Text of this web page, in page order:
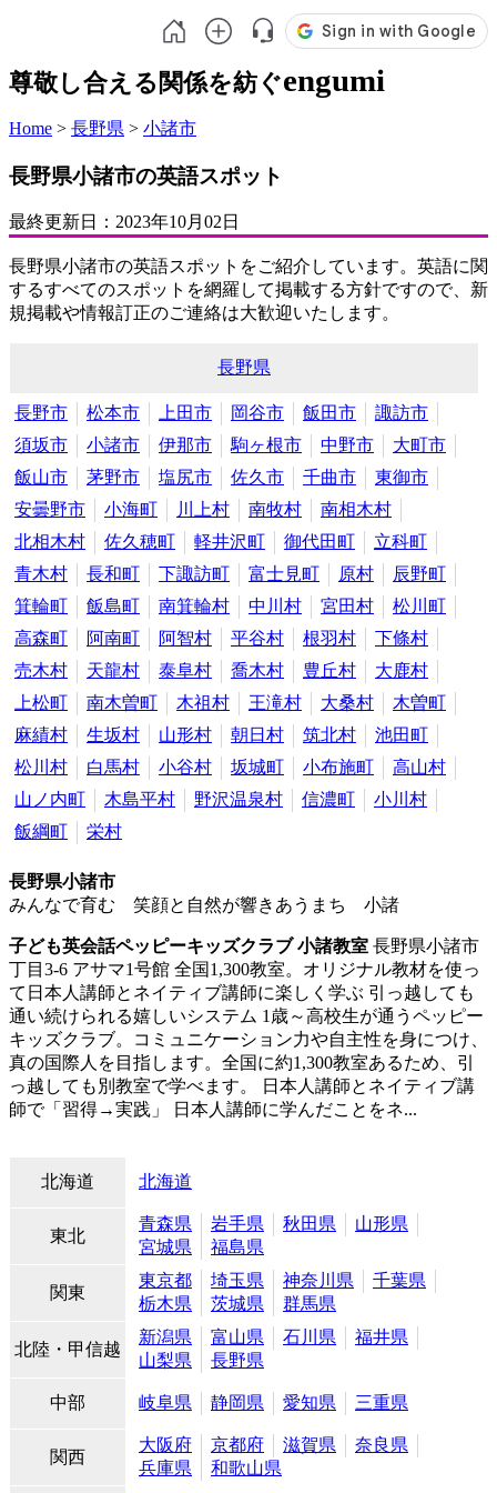
尊敬し合える関係を紡ぐengumi
Home > 長野県 > 小諸市
長野県小諸市の英語スポット
最終更新日： 2023年10月02日
長野県小諸市の英語スポットをご紹介しています。英語に関
するすべてのスポットを網羅して掲載する方針ですので、新
規掲載や情報訂正のご連絡は大歓迎いたします。
長野県
長野市 松本市 上田市 岡谷市 飯田市
諏訪市
須坂市
小諸市 伊那市 駒ヶ根市 中野市
大町市
飯山市
茅野市 塩尻市 佐久市 千曲市
東御市
安曇野市
小海町 川上村 南牧村
南相木村
北相木村
佐久穂町 軽井沢町 御代田町
立科町
青木村
長和町 下諏訪町 富士見町 原村
辰野町
箕輪町
飯島町 南箕輪村 中川村 宮田村
松川町
高森町
阿南町 阿智村 平谷村 根羽村
下條村
売木村
天龍村 泰阜村 喬木村 豊丘村
大鹿村
上松町
南木曽町 木祖村 王滝村 大桑村
木曽町
麻績村
生坂村 山形村 朝日村 筑北村
池田町
松川村
白馬村 小谷村 坂城町 小布施町
高山村
山ノ内町
木島平村 野沢温泉村 信濃町
小川村
飯綱町
栄村
長野県小諸市
みんなで育む 笑顔と自然が響きあうまち 小諸
子ども英会話ペッピーキッズクラブ 小諸教室 長野県小諸市
丁目3-6 アサマ1号館 全国1,300教室。オリジナル教材を使っ
て日本人講師とネイティブ講師に楽しく学ぶ 引っ越しても
通い続けられる嬉しいシステム 1歳～高校生が通うペッピー
キッズクラブ。コミュニケーション力や自主性を身につけ、
真の国際人を目指します。全国に約1,300教室あるため、引
っ越しても別教室で学べます。 日本人講師とネイティブ講
師で「習得→実践」 日本人講師に学んだことをネ...
北海道 北海道
東北
青森県 岩手県 秋田県
山形県
宮城県
福島県
関東
東京都 埼玉県 神奈川県
千葉県
栃木県
茨城県 群馬県
北陸・甲信越
新潟県 富山県 石川県
福井県
山梨県
長野県
中部 岐阜県 静岡県 愛知県 三重県
関西
大阪府 京都府 滋賀県
奈良県
兵庫県
和歌山県